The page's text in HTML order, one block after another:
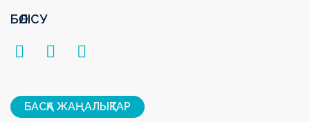
БӨЛІСУ
БАСҚА ЖАҢАЛЫҚТАР